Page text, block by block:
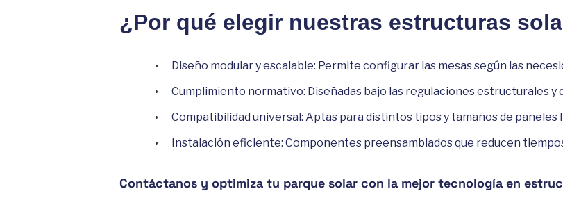
¿Por qué elegir nuestras estructuras
Diseño modular y escalable: Permite configurar las mesas según las
Cumplimiento normativo: Diseñadas bajo las regulaciones estructurales y
Compatibilidad universal: Aptas para distintos tipos y tamaños de
Instalación eficiente: Componentes preensamblados que reducen
Contáctanos y optimiza tu parque solar con la mejor tecnología en